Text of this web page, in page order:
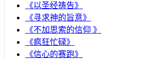
《以圣经祷告》
《寻求神的旨意》
《不加思索的信仰 》
《疯狂忙碌》
《信心的赛跑》